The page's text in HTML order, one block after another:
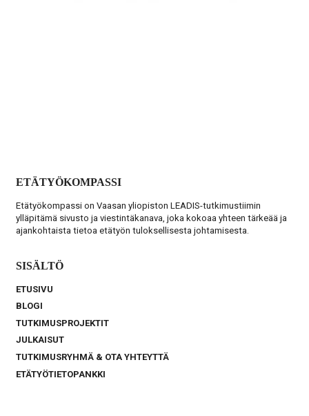
ETÄTYÖKOMPASSI
Etätyökompassi on Vaasan yliopiston LEADIS-tutkimustiimin
ylläpitämä sivusto ja viestintäkanava, joka kokoaa yhteen tärkeää ja
ajankohtaista tietoa etätyön tuloksellisesta johtamisesta.
SISÄLTÖ
ETUSIVU
BLOGI
TUTKIMUSPROJEKTIT
JULKAISUT
TUTKIMUSRYHMÄ & OTA YHTEYTTÄ
ETÄTYÖTIETOPANKKI